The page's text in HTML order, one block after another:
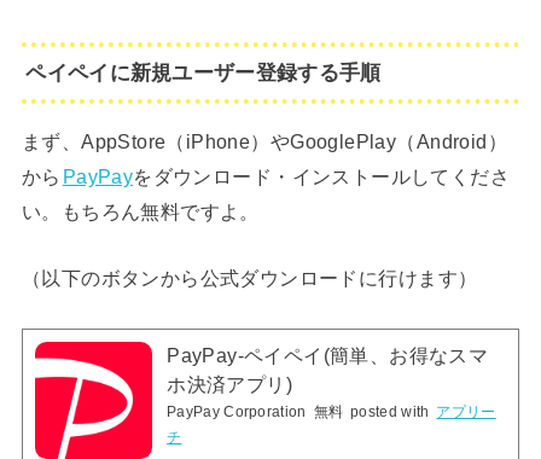
ペイペイに新規ユーザー登録する手順
まず、AppStore（iPhone）やGooglePlay（Android）
から PayPayをダウンロード・インストールしてくださ
い。もちろん無料ですよ。
（以下のボタンから公式ダウンロードに行けます）
PayPay-ペイペイ(簡単、お得なスマ
ホ決済アプリ)
PayPay Corporation 無料 posted with アプリー
チ